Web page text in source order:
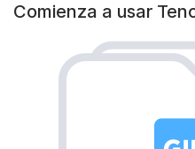
Comienza a usar